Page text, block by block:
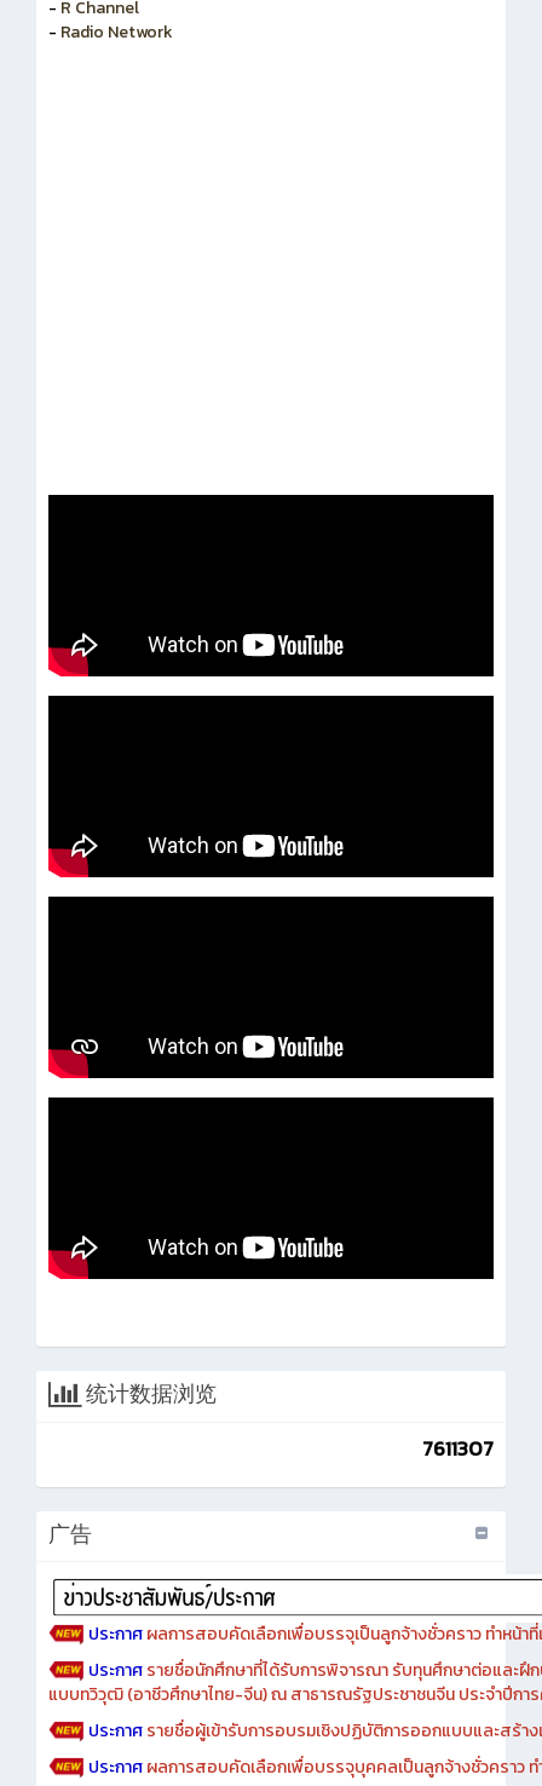
- R Channel
- Radio Network
统计数据浏览
7611307
广告
ประกาศผลการสอบคัดเลือกเพื่อบรรจุเป็นลูกจ้างชั่วคราว ทำหน้าที่
ประกาศรายชื่อนักศึกษาที่ได้รับการพิจารณา รับทุนศึกษาต่อและฝึ
แบบทวิวุฒิ (อาชีวศึกษาไทย-จีน) ณ สาธารณรัฐประชาชนจีน ประจำปีก
ประกาศรายชื่อผู้เข้ารับการอบรมเชิงปฏิบัติการออกแบบและสร้า
ประกาศผลการสอบคัดเลือกเพื่อบรรจุบุคคลเป็นลูกจ้างชั่วคราว ท